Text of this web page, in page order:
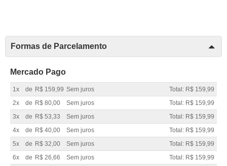
Formas de Parcelamento
Mercado Pago
1x de R$ 159,99 Sem juros
Total: R$ 159,99
2x
de R$ 80,00 Sem juros
Total: R$ 159,99
3x
de R$ 53,33 Sem juros
Total: R$ 159,99
4x
de R$ 40,00 Sem juros
Total: R$ 159,99
5x
de R$ 32,00 Sem juros
Total: R$ 159,99
6x
de R$ 26,66 Sem juros
Total: R$ 159,99